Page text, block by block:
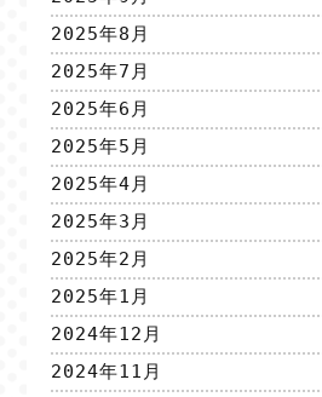
2025年8月
2025年7月
2025年6月
2025年5月
2025年4月
2025年3月
2025年2月
2025年1月
2024年12月
2024年11月